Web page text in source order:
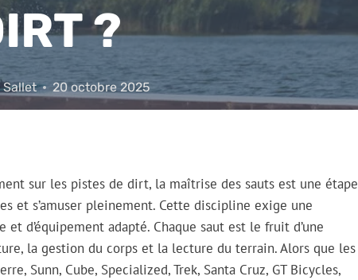
?
Sallet 20 octobre 2025
sur les pistes de dirt, la maîtrise des sauts est une étape
et s’amuser pleinement. Cette discipline exige une
d’équipement adapté. Chaque saut est le fruit d’une
la gestion du corps et la lecture du terrain. Alors que les
Sunn, Cube, Specialized, Trek, Santa Cruz, GT Bicycles,